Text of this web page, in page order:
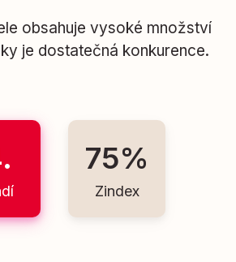
obsahuje vysoké množství
je dostatečná konkurence.
75%
Zindex